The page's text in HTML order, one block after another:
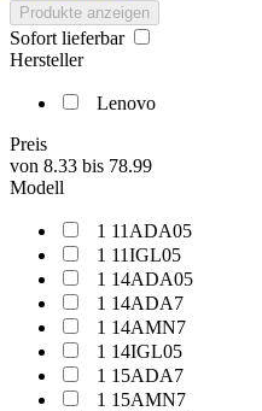
Produkte anzeigen
Sofort lieferbar
Hersteller
Lenovo
Preis
von 8.33 bis 78.99
Modell
1 11ADA05
1 11IGL05
1 14ADA05
1 14ADA7
1 14AMN7
1 14IGL05
1 15ADA7
1 15AMN7